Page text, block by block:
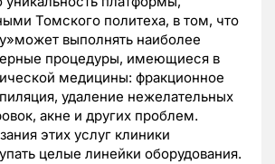
Томского политеха, в том, что
выполнять наиболее
процедуры, имеющиеся в
медицины: фракционное
удаление нежелательных
акне и других проблем.
этих услуг клиники
целые линейки оборудования.